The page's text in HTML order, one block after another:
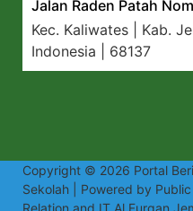
Jalan Raden Patah
Kec. Kaliwates | Kab.
Indonesia | 68137
Copyright © 2026 Portal
Sekolah | Powered by Public
Relation and IT Al Furqan